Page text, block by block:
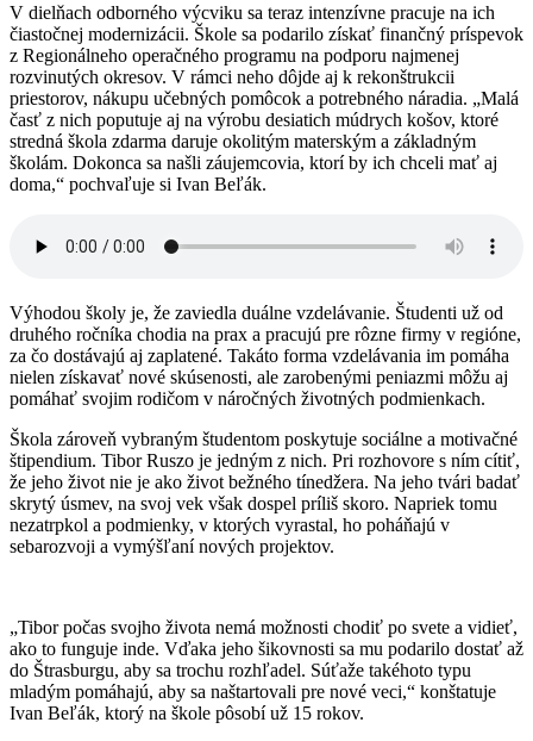
V dielňach odborného výcviku sa teraz intenzívne pracuje na ich
čiastočnej modernizácii. Škole sa podarilo získať finančný príspevok
z Regionálneho operačného programu na podporu najmenej
rozvinutých okresov. V rámci neho dôjde aj k rekonštrukcii
priestorov, nákupu učebných pomôcok a potrebného náradia. „Malá
časť z nich poputuje aj na výrobu desiatich múdrych košov, ktoré
stredná škola zdarma daruje okolitým materským a základným
školám. Dokonca sa našli záujemcovia, ktorí by ich chceli mať aj
doma,“ pochvaľuje si Ivan Beľák.
Výhodou školy je, že zaviedla duálne vzdelávanie. Študenti už od
druhého ročníka chodia na prax a pracujú pre rôzne firmy v regióne,
za čo dostávajú aj zaplatené. Takáto forma vzdelávania im pomáha
nielen získavať nové skúsenosti, ale zarobenými peniazmi môžu aj
pomáhať svojim rodičom v náročných životných podmienkach.
Škola zároveň vybraným študentom poskytuje sociálne a motivačné
štipendium. Tibor Ruszo je jedným z nich. Pri rozhovore s ním cítiť,
že jeho život nie je ako život bežného tínedžera. Na jeho tvári badať
skrytý úsmev, na svoj vek však dospel príliš skoro. Napriek tomu
nezatrpkol a podmienky, v ktorých vyrastal, ho poháňajú v
sebarozvoji a vymýšľaní nových projektov.
„Tibor počas svojho života nemá možnosti chodiť po svete a vidieť,
ako to funguje inde. Vďaka jeho šikovnosti sa mu podarilo dostať až
do Štrasburgu, aby sa trochu rozhľadel. Súťaže takéhoto typu
mladým pomáhajú, aby sa naštartovali pre nové veci,“ konštatuje
Ivan Beľák, ktorý na škole pôsobí už 15 rokov.